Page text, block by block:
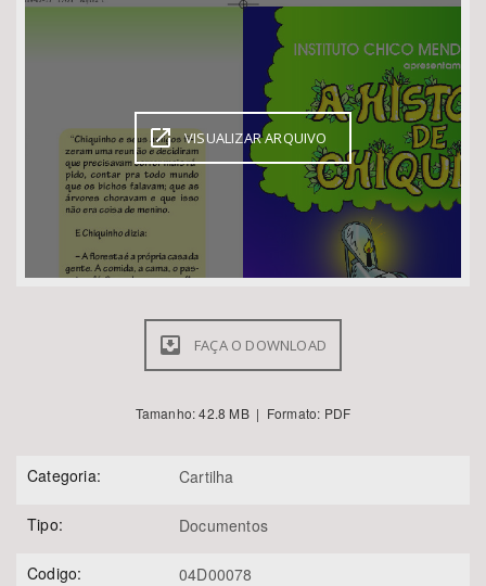
Subtema
Área Protegida
VISUALIZAR ARQUIVO
FAÇA O DOWNLOAD
Tamanho: 42.8 MB | Formato: PDF
Categoria: Cartilha
Tipo: Documentos
Codigo: 04D00078